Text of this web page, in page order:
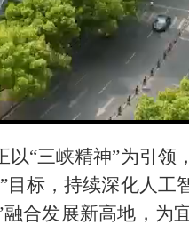
“三峡精神”为引领
标，持续深化人工
合发展新高地，为